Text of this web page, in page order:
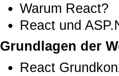
Warum React?
React und
Grundlagen der
React